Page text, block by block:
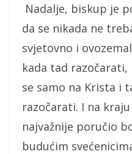
Nadalje, biskup je
da se nikada ne
svjetovno i
kada tad
se samo na Krista i
razočarati. I na
najvažnije poručio
budućim